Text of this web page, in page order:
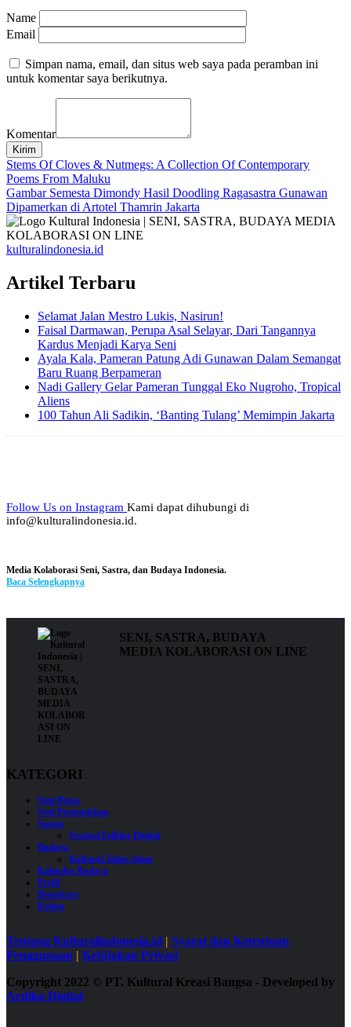
Name
Email
Simpan nama, email, dan situs web saya pada peramban ini
untuk komentar saya berikutnya.
Komentar
Kirim
Navigasi
pos
Stems Of Cloves & Nutmegs: A Collection Of Contemporary
Poems From Maluku
Gambar Semesta Dimondy Hasil Doodling Ragasastra Gunawan
Dipamerkan di Artotel Thamrin Jakarta
kulturalindonesia.id
Artikel Terbaru
Selamat Jalan Mestro Lukis, Nasirun!
Faisal Darmawan, Perupa Asal Selayar, Dari Tangannya
Kardus Menjadi Karya Seni
Ayala Kala, Pameran Patung Adi Gunawan Dalam Semangat
Baru Ruang Berpameran
Nadi Gallery Gelar Pameran Tunggal Eko Nugroho, Tropical
Aliens
100 Tahun Ali Sadikin, ‘Banting Tulang’ Memimpin Jakarta
Follow Us on Instagram Kami dapat dihubungi di
info@kulturalindonesia.id.
Media Kolaborasi Seni, Sastra, dan Budaya Indonesia.
Baca Selengkapnya
SENI, SASTRA, BUDAYA
MEDIA KOLABORASI ON LINE
KATEGORI
Seni Rupa
Seni Pertunjukan
Sastra
Festival Folklor Digital
Budaya
Kultural Jalan-Jalan
Kalender Budaya
Profil
Broadcast
Kolom
Tentang Kulturalindonesia.id | Syarat dan Ketentuan
Penggunaan | Kebijakan Privasi
Copyright 2022 © PT. Kultural Kreasi Bangsa - Developed by
Ardika Digital